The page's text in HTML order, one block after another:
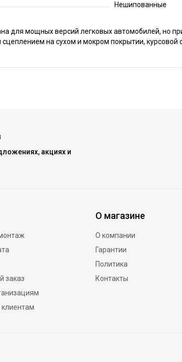
Нешипованные
для мощных версий легковых автомобилей, но
на сухом и мокром покрытии, курсовой
акциях и
заказ
О магазине
О компании
Гарантии
Политика
Контакты